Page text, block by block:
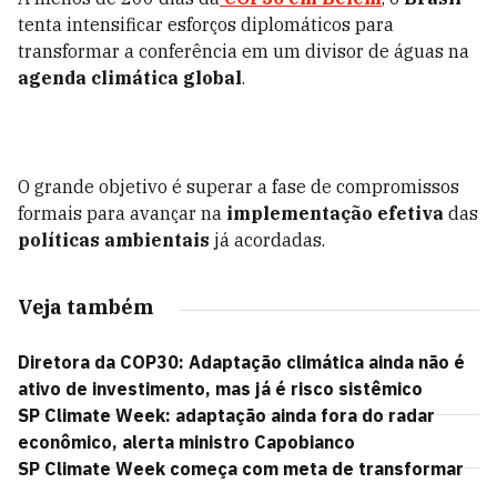
tenta intensificar esforços diplomáticos para
transformar a conferência em um divisor de águas na
agenda climática global.
O grande objetivo é superar a fase de compromissos
formais para avançar na implementação efetiva das
políticas ambientais já acordadas.
Veja também
Diretora da COP30: Adaptação climática ainda não é
ativo de investimento, mas já é risco sistêmico
SP Climate Week: adaptação ainda fora do radar
econômico, alerta ministro Capobianco
SP Climate Week começa com meta de transformar